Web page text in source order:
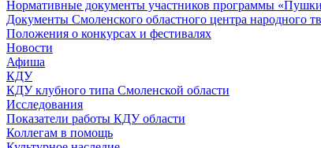
Нормативные документы участников программы
Документы Смоленского областного центра народного
Положения о конкурсах и фестивалях
Новости
Афиша
КДУ
КДУ клубного типа Смоленской области
Исследования
Показатели работы КДУ области
Коллегам в помощь